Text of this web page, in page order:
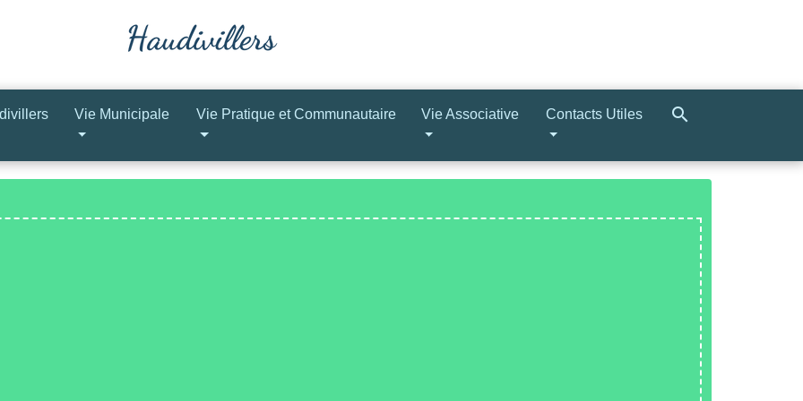
Vie Municipale Vie Pratique et Communautaire Vie Associative Contacts Utiles search